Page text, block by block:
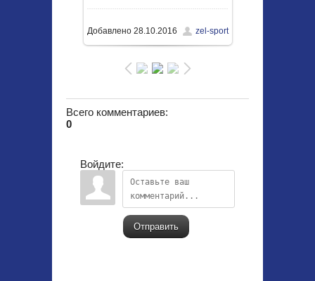
1050x703/ 405.5Kb
Добавлено28.10.2016 zel-sport
Всего комментариев:
0
Войдите:
Отправить